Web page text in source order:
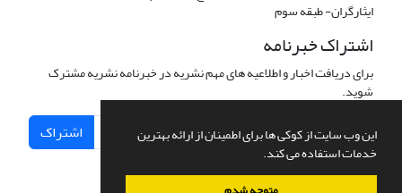
این وب سایت از کوکی ها برای اطمینان از ارائه بهترین
خدمات استفاده می کند.
ایثارگران- طبقه سوم
اشتراک خبرنامه
برای دریافت اخبار و اطلاعیه های مهم نشریه در خبرنامه نشریه مشترک
شوید.
اشتراک